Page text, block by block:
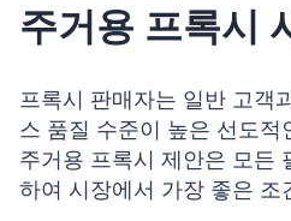
주거용 프록시
프록시 판매자는 일반 고객
스 품질 수준이 높은 선도적
주거용 프록시
제안은 모든
하여 시장에서 가장 좋은 조